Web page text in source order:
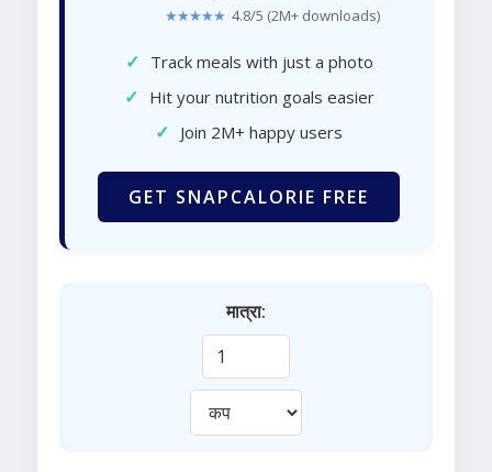
★★★★★ 4.8/5 (2M+ downloads)
✓ Track meals with just a photo
✓ Hit your nutrition goals easier
✓ Join 2M+ happy users
GET SNAPCALORIE FREE
मात्रा: